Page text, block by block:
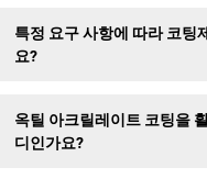
특정 요구 사항에 따라 코팅
요?
옥틸 아크릴레이트 코팅을
디인가요?